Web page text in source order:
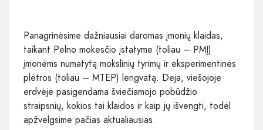
Panagrinėsime dažniausiai daromas įmonių klaidas,
taikant Pelno mokesčio įstatyme (toliau – PMĮ)
įmonėms numatytą mokslinių tyrimų ir eksperimentinės
plėtros (toliau – MTEP) lengvatą. Deja, viešojoje
erdvėje pasigendama šviečiamojo pobūdžio
straipsnių, kokios tai klaidos ir kaip jų išvengti, todėl
apžvelgsime pačias aktualiausias.